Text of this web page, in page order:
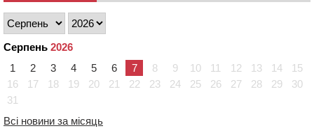
Серпень 2026
1
2 3 4 5 6 7 8 9 10 11 12 13 14
15
16
17 18 19 20 21 22 23 24 25 26 27 28 29
30
31
Всі новини за місяць